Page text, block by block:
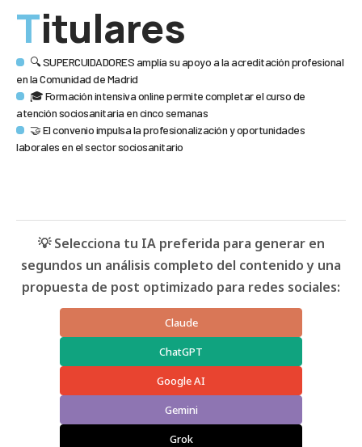
Titulares
🔍 SUPERCUIDADORES amplía su apoyo a la acreditación profesional
en la Comunidad de Madrid
🎓 Formación intensiva online permite completar el curso de
atención sociosanitaria en cinco semanas
🤝 El convenio impulsa la profesionalización y oportunidades
laborales en el sector sociosanitario
💡 Selecciona tu IA preferida para generar en
segundos un análisis completo del contenido y una
propuesta de post optimizado para redes sociales:
Claude
ChatGPT
Google AI
Gemini
Grok